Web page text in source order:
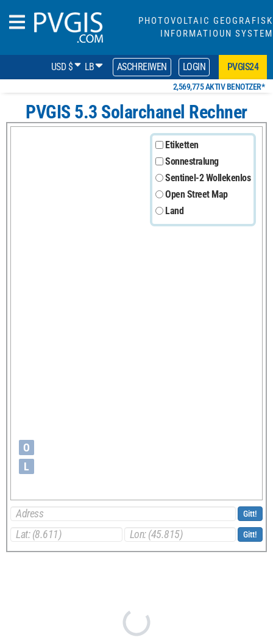
PHOTOVOLTAIC GEOGRAFISK
INFORMATIOUN SYSTEM
USD $ LB ASCHREIWEN LOGIN PVGIS24
2,569,775 AKTIV BENOTZER*
PVGIS 5.3 Solarchanel Rechner
O
L
Etiketten
Sonnestralung
Sentinel-2 Wollekenlos
Open Street Map
Land
Gitt!
Gitt!